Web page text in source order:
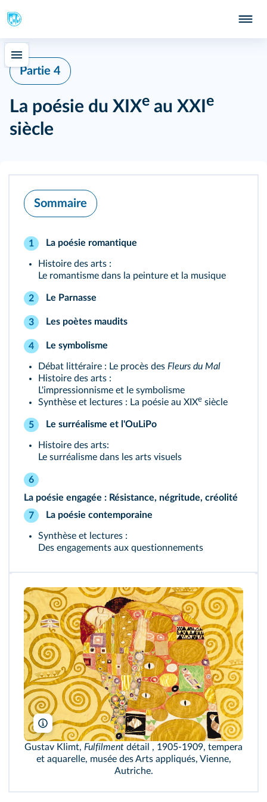
Partie 4
La poésie du XIXe au XXI e
siècle
Sommaire
1 La poésie romantique
Histoire des arts :
Le romantisme dans la peinture et la musique
2 Le Parnasse
3 Les poètes maudits
4 Le symbolisme
Débat littéraire : Le procès des Fleurs du Mal
Histoire des arts :
L'impressionnisme et le symbolisme
Synthèse et lectures : La poésie au XIXe siècle
5 Le surréalisme et l'OuLiPo
Histoire des arts:
Le surréalisme dans les arts visuels
6
La poésie engagée : Résistance, négritude, créolité
7
La poésie contemporaine
Synthèse et lectures :
Des engagements aux questionnements
Bridgeman
Gustav Klimt, Fulfilment détail , 1905-1909, tempera
et aquarelle, musée des Arts appliqués, Vienne,
Autriche.